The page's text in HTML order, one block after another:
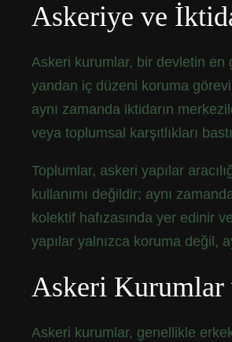
Askeriye ve
Askeri kurumlar, bir devletin en
yandan iç düzeni koruma
aynı zamanda iktidarın
veya toplumsal karşıtlıkları
Toplumlar, askeri yapılar
kullanımı değildir; aynı
kolektif hafızasında yer edinir
yapılar yalnızca koruma değil,
Askeri Kurumlar
Askeri kurumlar, genellikle